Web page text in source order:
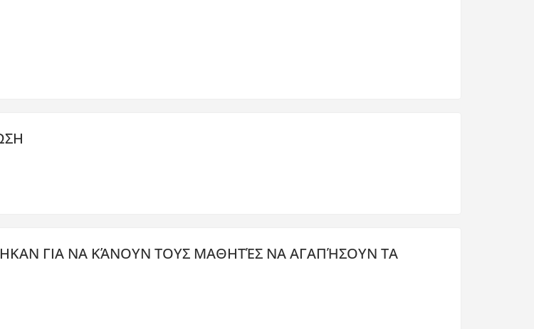
ΓΙΑ ΝΑ ΚΆΝΟΥΝ ΤΟΥΣ ΜΑΘΗΤΈΣ ΝΑ ΑΓΑΠΉΣΟΥΝ ΤΑ